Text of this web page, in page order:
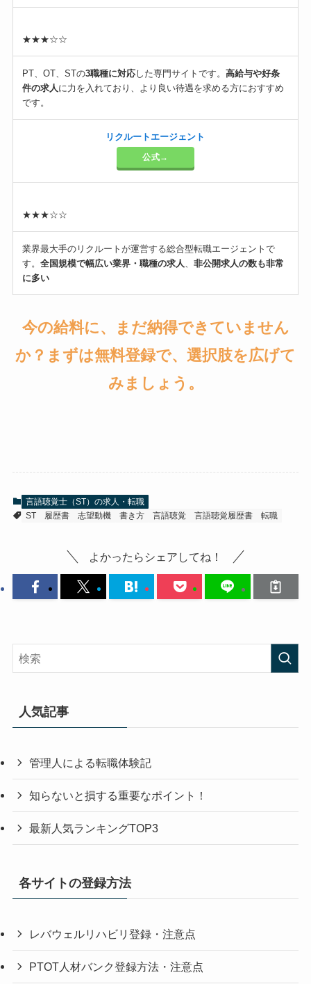
★★★☆☆
PT、OT、STの3職種に対応した専門サイトです。高給与や好条
件の求人 に力を入れており、より良い待遇を求める方におすすめ
です。
リクルートエージェント
公式→
★★★☆☆
業界最大手のリクルートが運営する総合型転職エージェントで
す。全国規模で幅広い業界・職種の求人 、非公開求人の数も非常
に多い
今の給料に、まだ納得できていません
か？まずは無料登録で、選択肢を広げて
みましょう。
言語聴覚士（ST）の求人・転職
ST
履歴書 志望動機 書き方 言語聴覚 言語聴覚履歴書 転職
よかったらシェアしてね！
人気記事
管理人による転職体験記
知らないと損する重要なポイント！
最新人気ランキングTOP3
各サイトの登録方法
レバウェルリハビリ登録・注意点
PTOT人材バンク登録方法・注意点